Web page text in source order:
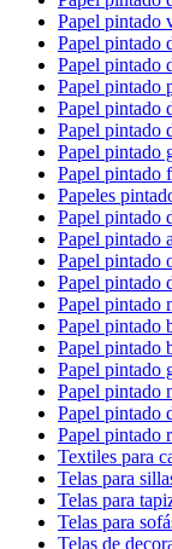
Papel pintado
Papel pintado
Papel pintado
Papel pintado
Papel pintado
Papel pintado
Papel pintado
Papel pintado
Papeles
Papel pintado
Papel pintado
Papel pintado
Papel pintado
Papel pintado
Papel pintado
Papel pintado
Papel pintado
Papel pintado
Papel pintado
Papel pintado
Textiles para
Telas para
Telas para
Telas para
Telas de